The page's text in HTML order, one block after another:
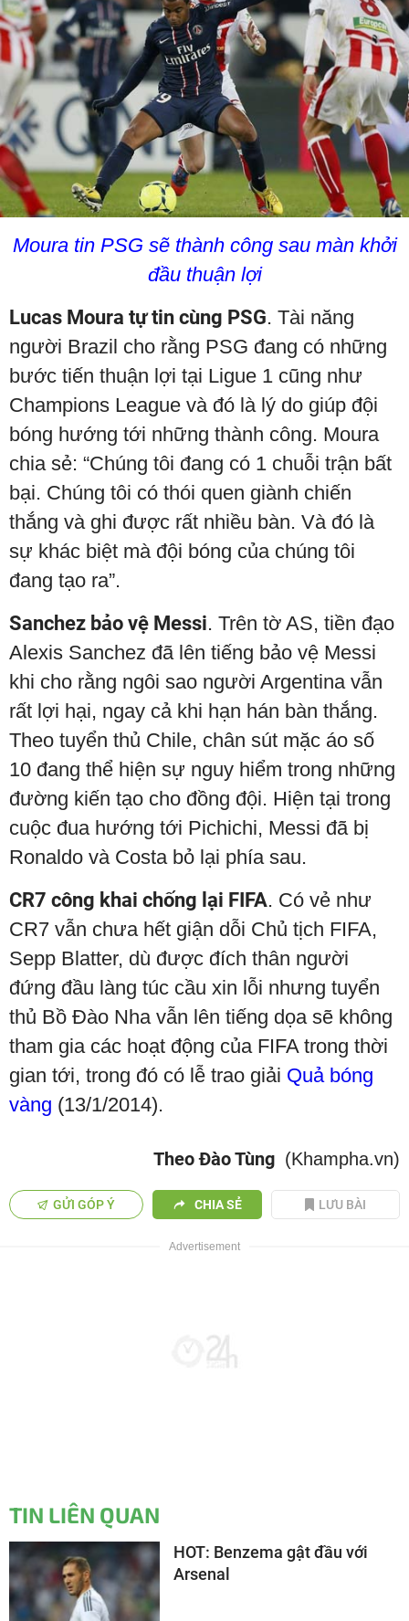
Moura tin PSG sẽ thành công sau màn khởi
đầu thuận lợi
Lucas Moura tự tin cùng PSG. Tài năng
người Brazil cho rằng PSG đang có những
bước tiến thuận lợi tại Ligue 1 cũng như
Champions League và đó là lý do giúp đội
bóng hướng tới những thành công. Moura
chia sẻ: “Chúng tôi đang có 1 chuỗi trận bất
bại. Chúng tôi có thói quen giành chiến
thắng và ghi được rất nhiều bàn. Và đó là
sự khác biệt mà đội bóng của chúng tôi
đang tạo ra”.
Sanchez bảo vệ Messi. Trên tờ AS, tiền đạo
Alexis Sanchez đã lên tiếng bảo vệ Messi
khi cho rằng ngôi sao người Argentina vẫn
rất lợi hại, ngay cả khi hạn hán bàn thắng.
Theo tuyển thủ Chile, chân sút mặc áo số
10 đang thể hiện sự nguy hiểm trong những
đường kiến tạo cho đồng đội. Hiện tại trong
cuộc đua hướng tới Pichichi, Messi đã bị
Ronaldo và Costa bỏ lại phía sau.
CR7 công khai chống lại FIFA. Có vẻ như
CR7 vẫn chưa hết giận dỗi Chủ tịch FIFA,
Sepp Blatter, dù được đích thân người
đứng đầu làng túc cầu xin lỗi nhưng tuyển
thủ Bồ Đào Nha vẫn lên tiếng dọa sẽ không
tham gia các hoạt động của FIFA trong thời
gian tới, trong đó có lễ trao giải Quả bóng
vàng (13/1/2014).
Theo Đào Tùng (Khampha.vn)
GỬI GÓP Ý CHIA SẺ LƯU BÀI
TIN LIÊN QUAN
HOT: Benzema gật đầu với
Arsenal